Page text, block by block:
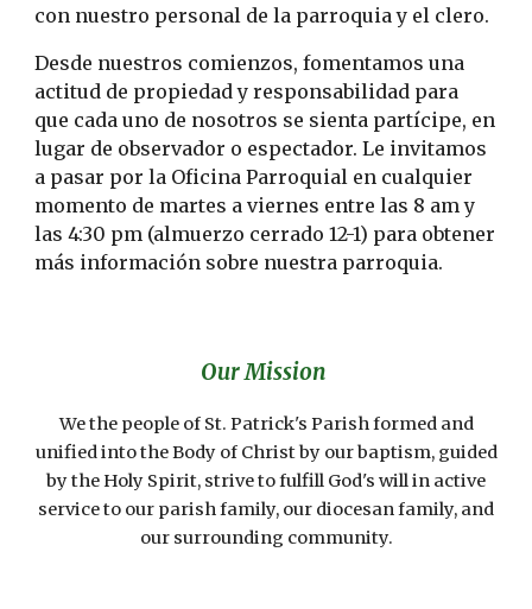
con nuestro personal de la parroquia y el clero.
Desde nuestros comienzos, fomentamos una
actitud de propiedad y responsabilidad para
que cada uno de nosotros se sienta partícipe, en
lugar de observador o espectador. Le invitamos
a pasar por la Oficina Parroquial en cualquier
momento de martes a viernes entre las 8 am y
las 4:30 pm (almuerzo cerrado 12-1) para obtener
más información sobre nuestra parroquia.
Our Mission
We the people of St. Patrick's Parish formed and
unified into the Body of Christ by our baptism, guided
by the Holy Spirit, strive to fulfill God's will in active
service to our parish family, our diocesan family, and
our surrounding community.